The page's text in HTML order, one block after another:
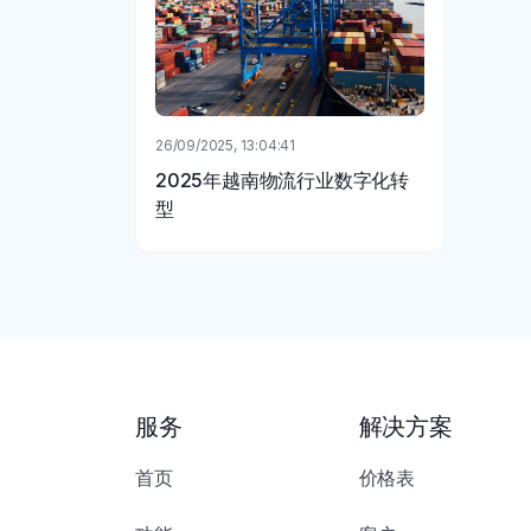
26/09/2025, 13:04:41
2025年越南物流行业数字化转
型
服务
首页
解决方案
价格表